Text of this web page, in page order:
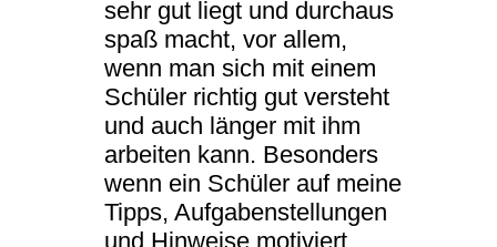
sehr gut liegt und durchaus
spaß macht, vor allem,
wenn man sich mit einem
Schüler richtig gut versteht
und auch länger mit ihm
arbeiten kann. Besonders
wenn ein Schüler auf meine
Tipps, Aufgabenstellungen
und Hinweise motiviert